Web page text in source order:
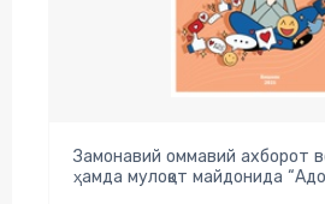
Замонавий оммавий ахборот
ҳамда мулоқот майдонида